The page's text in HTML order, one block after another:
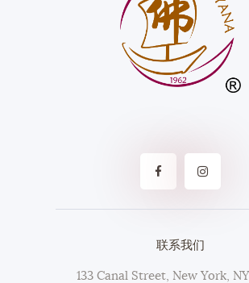
联系我们
133 Canal Street, New York,